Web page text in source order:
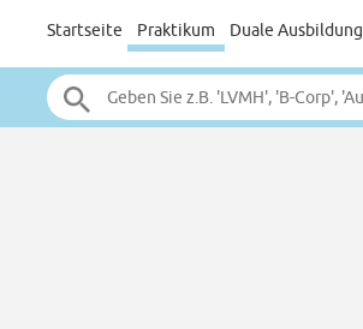
Startseite Praktikum Duale Ausbildung